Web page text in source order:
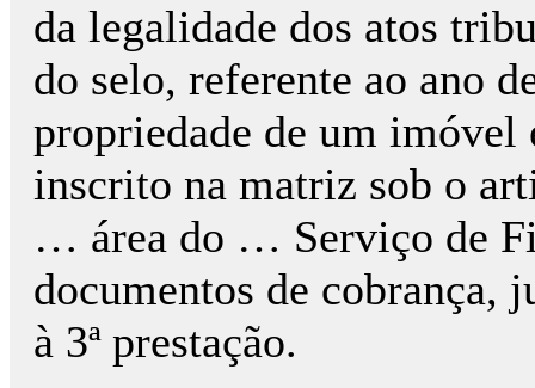
da legalidade dos atos
do selo, referente ao ano
propriedade de um
inscrito na matriz sob o
… área do … Serviço de
documentos de cobrança,
à 3ª prestação.